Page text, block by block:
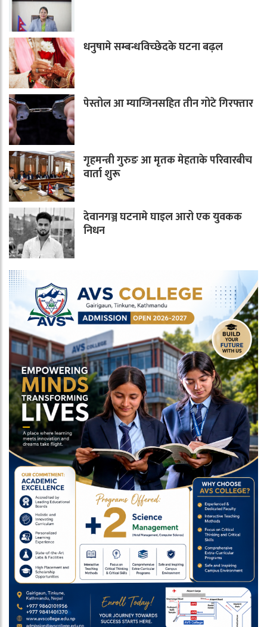
धनुषामे सम्बन्धविच्छेदके घटना बढ़ल
पेस्तोल आ म्याग्जिनसहित तीन गोटे गिरफ्तार
गृहमन्त्री गुरुङ आ मृतक मेहताके परिवारबीच
वार्ता शुरू
देवानगञ्ज घटनामे घाइल आरो एक युवकक
निधन